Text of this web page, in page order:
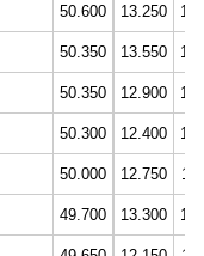
50.600 13.250
50.350 13.550
50.350 12.900
50.300 12.400
50.000 12.750
49.700 13.300